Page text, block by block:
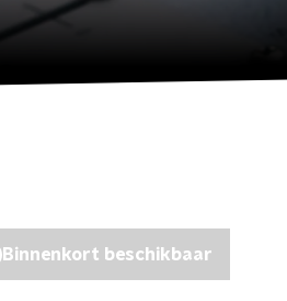
Binnenkort beschikbaar